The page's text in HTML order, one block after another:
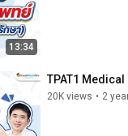
13:34
TPAT1
20K views • 2